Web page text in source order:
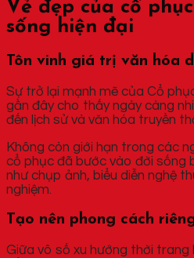
Vẻ đẹp của cổ
sống hiện đại
Tôn vinh giá trị văn hóa
Sự trở lại mạnh mẽ của Cổ
gần đây cho thấy ngày càng
đến lịch sử và văn hóa truyền
Không còn giới hạn trong các
cổ phục đã bước vào đời sống
như chụp ảnh, biểu diễn nghệ
nghiệm.
Tạo nên phong cách
Giữa vô số xu hướng thời trang